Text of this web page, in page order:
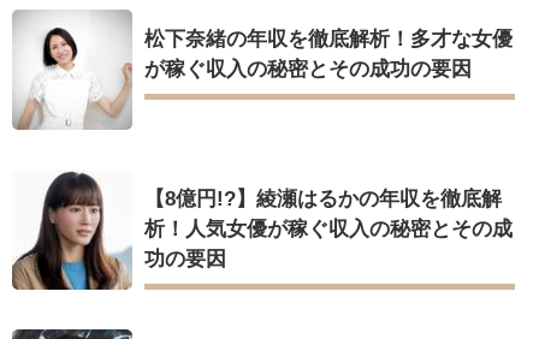
松下奈緒の年収を徹底解析！多才な女優
が稼ぐ収入の秘密とその成功の要因
【8億円!?】綾瀬はるかの年収を徹底解
析！人気女優が稼ぐ収入の秘密とその成
功の要因